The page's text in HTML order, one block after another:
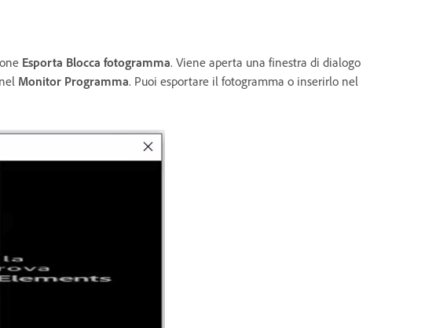
Esporta Blocca fotogramma. Viene aperta una finestra di dialogo
nel Monitor Programma. Puoi esportare il fotogramma o inserirlo nel